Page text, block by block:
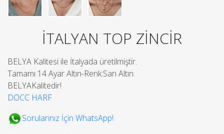
İTALYAN TOP ZİNCİR
BELYA Kalitesi ile İtalyada üretilmiştir.
Tamamı 14 Ayar Altın-Renk:Sarı Altın
BELYAKalitedir!
DOCC HARF
Sorularınız İçin WhatsApp!